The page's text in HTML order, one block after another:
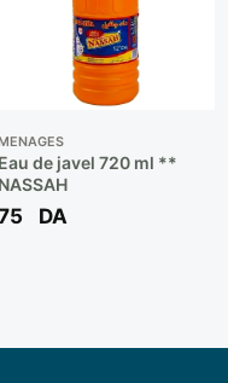
de javel 720 ml **
DA